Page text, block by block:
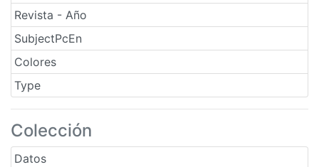
Revista - Año
SubjectPcEn
Colores
Type
Colección
Datos